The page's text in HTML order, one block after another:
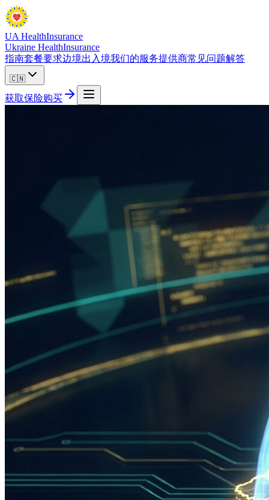
UA HealthInsurance
Ukraine HealthInsurance
指南套餐要求边境出入境我们的服务提供商常见问题解答
🇨🇳
获取保险购买